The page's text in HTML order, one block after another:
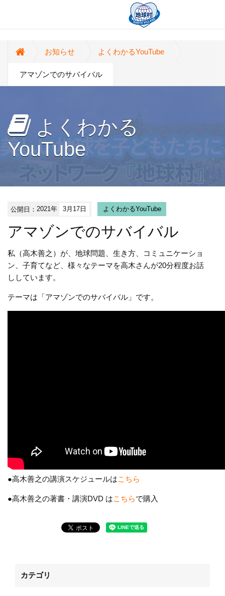
お知らせ よくわかるYouTube
アマゾンでのサバイバル
よくわかる
YouTube
公開日：2021年 3月17日 よくわかるYouTube
アマゾンでのサバイバル
私（高木善之）が、地球問題、生き方、コミュニケーショ
ン、子育てなど、様々なテーマを高木さんが20分程度お話
ししています。
テーマは「アマゾンでのサバイバル」です。
●高木善之の講演スケジュールはこちら
●高木善之の著書・講演DVD はこちらで購入
カテゴリ